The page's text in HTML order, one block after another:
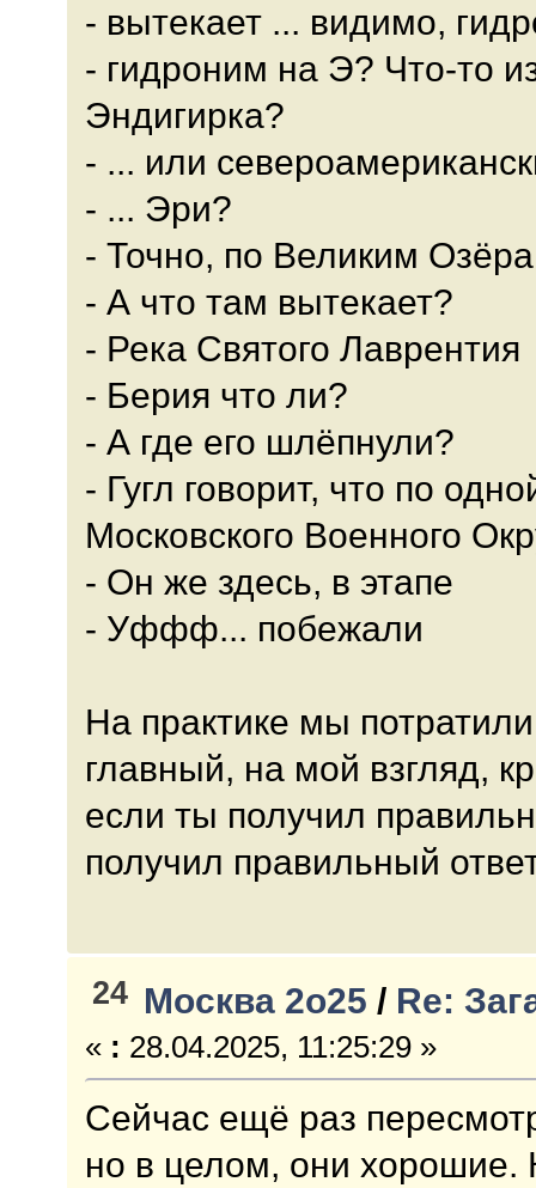
- вытекает ... видимо,
- гидроним на Э? Что-то
Эндигирка?
- ... или
- ... Эри?
- Точно, по Великим
- А что там вытекает?
- Река Святого Лаврентия
- Берия что ли?
- А где его шлёпнули?
- Гугл говорит, что по
Московского Военного
- Он же здесь, в этапе
- Уффф... побежали
На практике мы
главный, на мой взгляд,
если ты получил
получил правильный
24 Москва 2о25 / Re:
« : 28.04.2025, 11:25:29 »
Сейчас ещё раз
но в целом, они хорошие.